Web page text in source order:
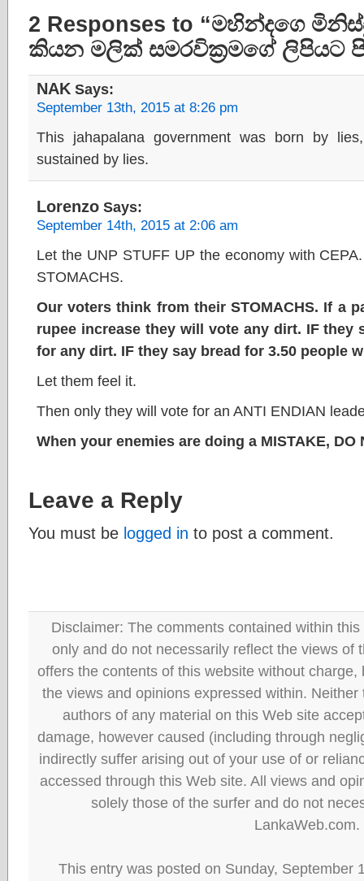
2 Responses to “මහින්දගෙ
කියන මලික් සමරවික්‍රමගේ ලිපියට
NAK Says:
September 13th, 2015 at 8:26 pm
This jahapalana government was born by
sustained by lies.
Lorenzo Says:
September 14th, 2015 at 2:06 am
Let the UNP STUFF UP the economy with
STOMACHS.
Our voters think from their STOMACHS. If a
rupee increase they will vote any dirt. IF they
for any dirt. IF they say bread for 3.50 people
Let them feel it.
Then only they will vote for an ANTI ENDIAN
When your enemies are doing a MISTAKE, DO
Leave a Reply
You must be logged in to post a comment.
Disclaimer: The comments contained within
only and do not necessarily reflect the views of
offers the contents of this website without
the views and opinions expressed within.
authors of any material on this Web site
damage, however caused (including through
indirectly suffer arising out of your use of or
accessed through this Web site. All views and
solely those of the surfer and do not
LankaWeb.com.
This entry was posted on Sunday, September